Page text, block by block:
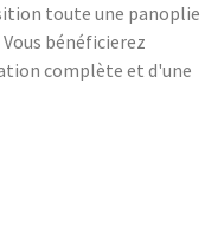
toute une panoplie
bénéficierez
complète et d'une